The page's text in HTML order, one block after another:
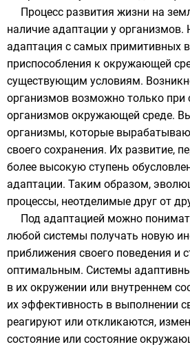
Процесс развития жизни на
наличие адаптации у организмов.
адаптация с самых примитивных
приспособления к окружающей
существующим условиям.
организмов возможно только при
организмов окружающей среде.
организмы, которые
своего сохранения. Их развитие,
более высокую ступень
адаптации. Таким образом,
процессы, неотделимые друг от
Под адаптацией можно
любой системы получать новую
приближения своего поведения и
оптимальным. Системы
в их окружении или внутреннем
их эффективность в выполнении
реагируют или откликаются,
состояние или состояние